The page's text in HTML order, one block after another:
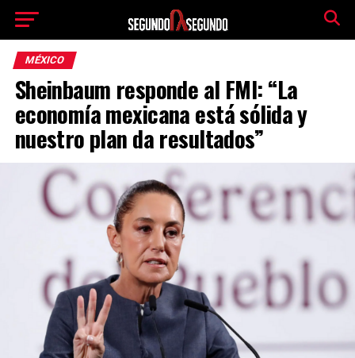
MÉXICO
Sheinbaum responde al FMI: “La
economía mexicana está sólida y
nuestro plan da resultados”